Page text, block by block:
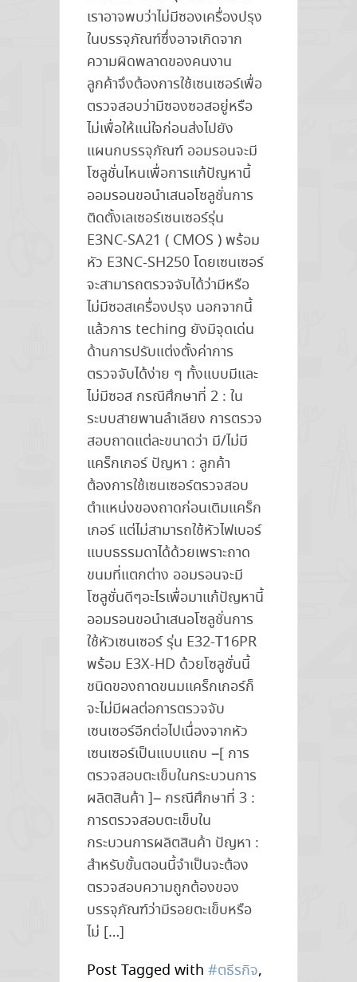
เราอาจพบว่าไม่มีซองเครื่องปรุง
ในบรรจุภัณฑ์ซึ่งอาจเกิดจาก
ความผิดพลาดของคนงาน
ลูกค้าจึงต้องการใช้เซนเซอร์เพื่อ
ตรวจสอบว่ามีซองซอสอยู่หรือ
ไม่เพื่อให้แน่ใจก่อนส่งไปยัง
แผนกบรรจุภัณฑ์ ออมรอนจะมี
โซลูชั่นไหนเพื่อการแก้ปัญหานี้
ออมรอนขอนำเสนอโซลูชั่นการ
ติดตั้งเลเซอร์เซนเซอร์รุ่น
E3NC-SA21 ( CMOS ) พร้อม
หัว E3NC-SH250 โดยเซนเซอร์
จะสามารถตรวจจับได้ว่ามีหรือ
ไม่มีซอสเครื่องปรุง นอกจากนี้
แล้วการ teching ยังมีจุดเด่น
ด้านการปรับแต่งตั้งค่าการ
ตรวจจับได้ง่าย ๆ ทั้งแบบมีและ
ไม่มีซอส กรณีศึกษาที่ 2 : ใน
ระบบสายพานลำเลียง การตรวจ
สอบถาดแต่ละขนาดว่า มี/ไม่มี
แคร็กเกอร์ ปัญหา : ลูกค้า
ต้องการใช้เซนเซอร์ตรวจสอบ
ตำแหน่งของถาดก่อนเติมแคร็ก
เกอร์ แต่ไม่สามารถใช้หัวไฟเบอร์
แบบธรรมดาได้ด้วยเพราะถาด
ขนมที่แตกต่าง ออมรอนจะมี
โซลูชั่นดีๆอะไรเพื่อมาแก้ปัญหานี้
ออมรอนขอนำเสนอโซลูชั่นการ
ใช้หัวเซนเซอร์ รุ่น E32-T16PR
พร้อม E3X-HD ด้วยโซลูชั่นนี้
ชนิดของถาดขนมแคร็กเกอร์ก็
จะไม่มีผลต่อการตรวจจับ
เซนเซอร์อีกต่อไปเนื่องจากหัว
เซนเซอร์เป็นแบบแถบ –[ การ
ตรวจสอบตะเข็บในกระบวนการ
ผลิตสินค้า ]– กรณีศึกษาที่ 3 :
การตรวจสอบตะเข็บใน
กระบวนการผลิตสินค้า ปัญหา :
สำหรับขั้นตอนนี้จำเป็นจะต้อง
ตรวจสอบความถูกต้องของ
บรรจุภัณฑ์ว่ามีรอยตะเข็บหรือ
ไม่ […]
Post Tagged with #ตธีรกิจ,